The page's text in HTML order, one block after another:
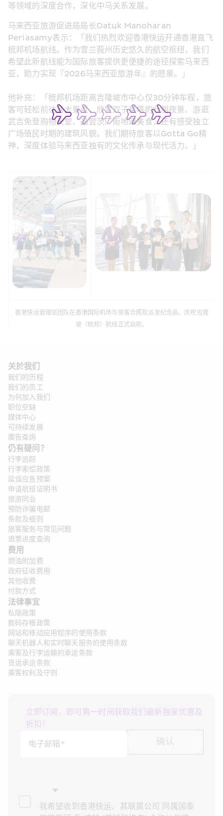
等领域的深度合作，深化中马关系发展。
马来西亚旅游促进局局长Datuk Manoharan
Periasamy表示：「我们热烈欢迎香港快运开通香港直飞
梳邦机场航线。作为雪兰莪州历史悠久的航空枢纽，我们
希望此新航线能为国际旅客提供更便捷的途径探索马来西
亚，助力实现『2026马来西亚旅游年』的愿景。」
他补充：「梳邦机场距离吉隆坡市中心仅30分钟车程，旅
客可轻松前往各大景点，欣赏双子星塔的壮丽夜景、游逛
武吉免登购物天堂、品尝茨厂街地道美食，还有感受独立
广场殖民时期的建筑风貌。我们期待旅客以Gotta Go精
神，深度体验马来西亚独有的文化传承与现代活力。」
香港快运管理层团队在香港国际机场与旅客合照及派发纪念品，庆祝吉隆
坡（梳邦）航线正式启航。
关於我们
我们的历程
我们的员工
为何加入我们
职位空缺
媒体中心
可持续发展
廣告查詢
仍有疑问？
行李追踪
行李索偿政策
延误应急预案
申请航班证明书
旅游同业
预防诈骗电邮
条款及细则
旅客服务与常见问题
退票进度查询
费用
燃油附加费
政府征收费用
其他收费
付款方式
法律事宜
私隐政策
数码存根政策
网站和移动应用程序的使用条款
聊天机器人和实时聊天服务的使用条款
乘客及行李运输的承运条款
货运承运条款
乘客权利及守则
立即订阅，即可第一时间获取我们最新独家优惠及
折扣！
电子邮箱*
确认
我希望收到香港快运、其联属公司 同属国泰